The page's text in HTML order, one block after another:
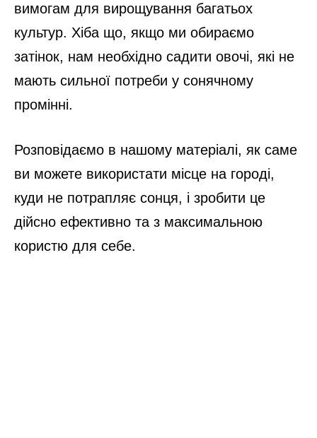
вимогам для вирощування багатьох
культур. Хіба що, якщо ми обираємо
затінок, нам необхідно садити овочі, які не
мають сильної потреби у сонячному
промінні.
Розповідаємо в нашому матеріалі, як саме
ви можете використати місце на городі,
куди не потрапляє сонця, і зробити це
дійсно ефективно та з максимальною
користю для себе.